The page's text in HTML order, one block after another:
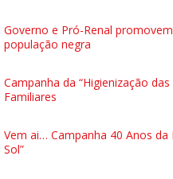
Governo e Pró-Renal
população negra
Campanha da “Higienização
Familiares
Vem ai… Campanha 40 Anos da
Sol”